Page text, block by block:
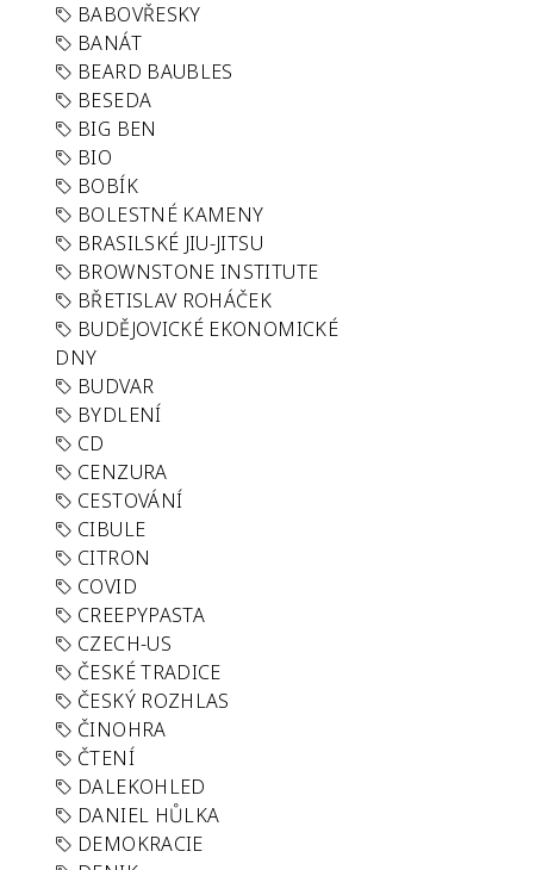
BABOVŘESKY
BANÁT
BEARD BAUBLES
BESEDA
BIG BEN
BIO
BOBÍK
BOLESTNÉ KAMENY
BRASILSKÉ JIU-JITSU
BROWNSTONE INSTITUTE
BŘETISLAV ROHÁČEK
BUDĚJOVICKÉ EKONOMICKÉ
DNY
BUDVAR
BYDLENÍ
CD
CENZURA
CESTOVÁNÍ
CIBULE
CITRON
COVID
CREEPYPASTA
CZECH-US
ČESKÉ TRADICE
ČESKÝ ROZHLAS
ČINOHRA
ČTENÍ
DALEKOHLED
DANIEL HŮLKA
DEMOKRACIE